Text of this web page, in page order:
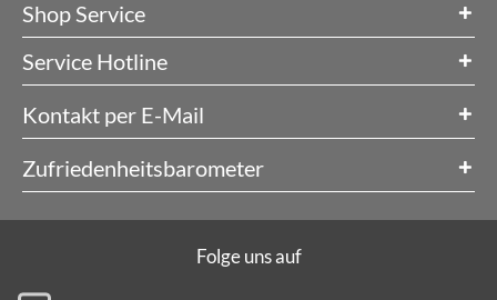
Shop Service
Service Hotline
Kontakt per E-Mail
Zufriedenheitsbarometer
Folge uns auf